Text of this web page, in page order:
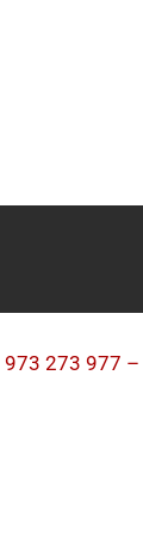
973 273 977 –